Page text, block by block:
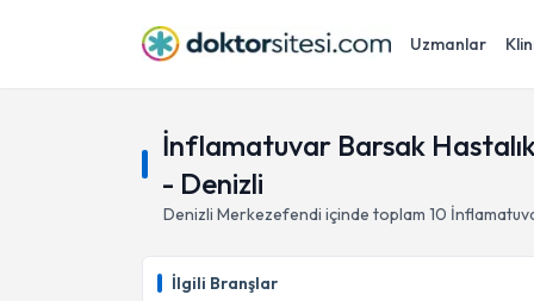
Uzmanlar
İnflamatuvar Barsak
- Denizli
Denizli Merkezefendi içinde toplam 10
İlgili Branşlar